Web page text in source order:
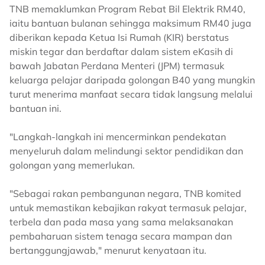
TNB memaklumkan Program Rebat Bil Elektrik RM40,
iaitu bantuan bulanan sehingga maksimum RM40 juga
diberikan kepada Ketua Isi Rumah (KIR) berstatus
miskin tegar dan berdaftar dalam sistem eKasih di
bawah Jabatan Perdana Menteri (JPM) termasuk
keluarga pelajar daripada golongan B40 yang mungkin
turut menerima manfaat secara tidak langsung melalui
bantuan ini.
"Langkah-langkah ini mencerminkan pendekatan
menyeluruh dalam melindungi sektor pendidikan dan
golongan yang memerlukan.
"Sebagai rakan pembangunan negara, TNB komited
untuk memastikan kebajikan rakyat termasuk pelajar,
terbela dan pada masa yang sama melaksanakan
pembaharuan sistem tenaga secara mampan dan
bertanggungjawab," menurut kenyataan itu.